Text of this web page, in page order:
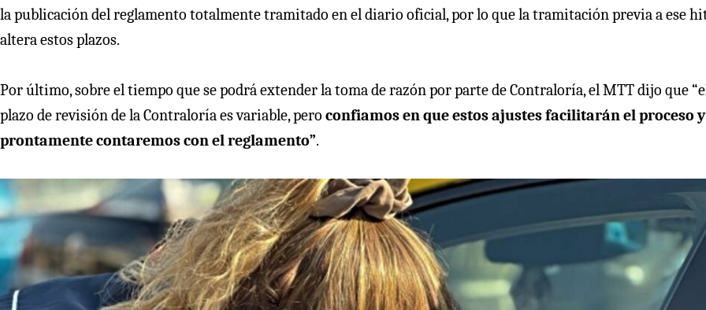
la publicación del reglamento totalmente tramitado en el diario oficial, por lo que la tramitación previa a ese
altera estos plazos.
Por último, sobre el tiempo que se podrá extender la toma de razón por parte de Contraloría, el MTT dijo que
plazo de revisión de la Contraloría es variable, pero confiamos en que estos ajustes facilitarán el proceso y
prontamente contaremos con el reglamento”.